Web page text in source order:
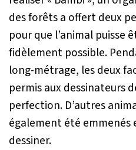
des forêts a offert deux
pour que l’animal puisse
fidèlement possible.
long-métrage, les deux
permis aux dessinateurs
perfection. D’autres
également été emmenés
dessiner.